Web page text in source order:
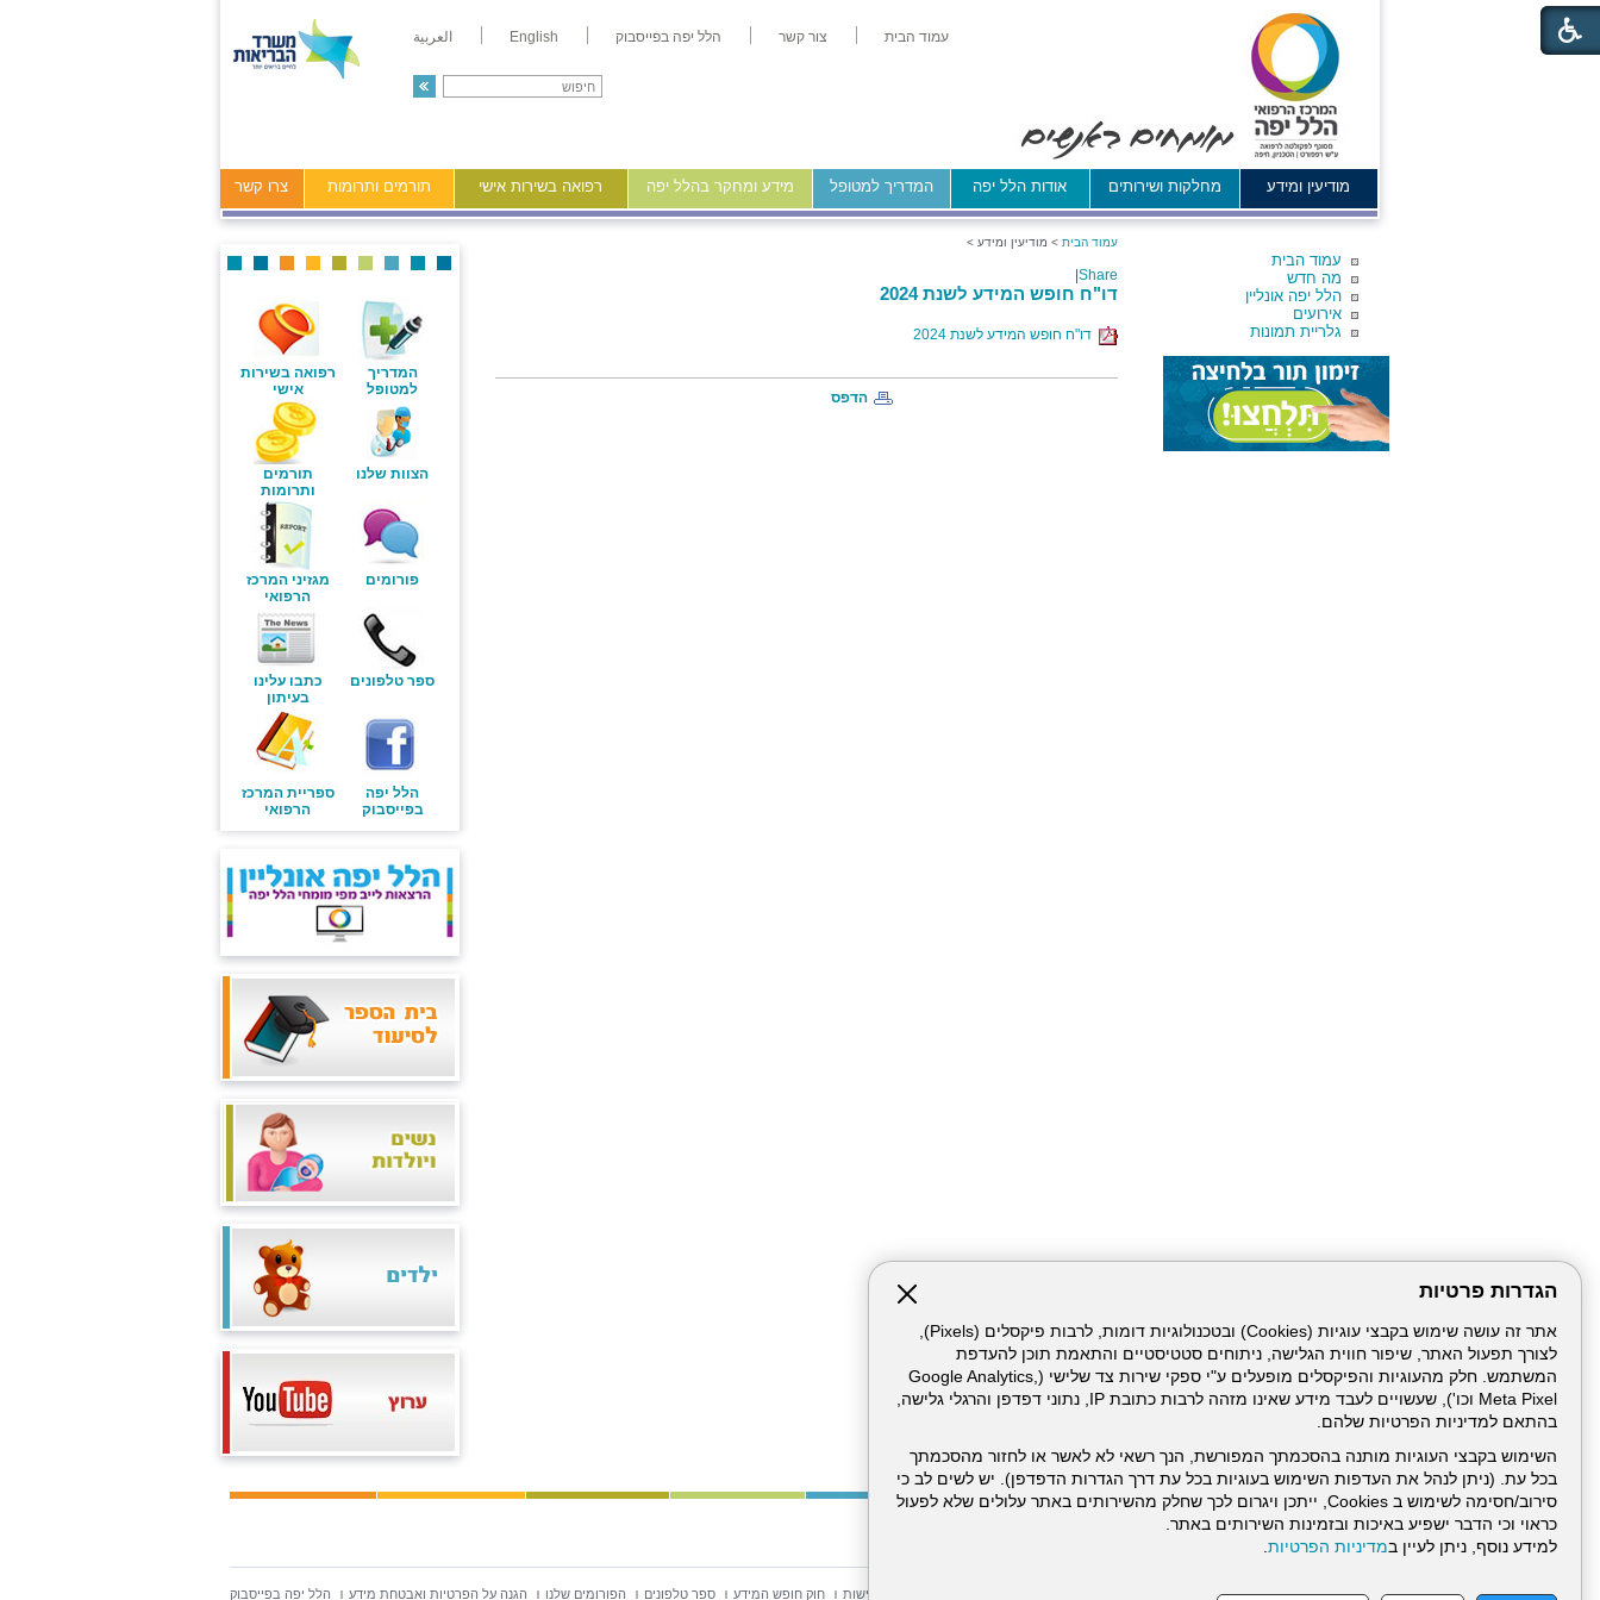
הגדרות פרטיות
אתר זה עושה שימוש בקבצי עוגיות (Cookies) ובטכנולוגיות דומות, לרבות פיקסלים (Pixels),
לצורך תפעול האתר, שיפור חווית הגלישה, ניתוחים סטטיסטיים והתאמת תוכן להעדפת
המשתמש. חלק מהעוגיות והפיקסלים מופעלים ע"י ספקי שירות צד שלישי (Google Analytics,
Meta Pixel וכו'), שעשויים לעבד מידע שאינו מזהה לרבות כתובת IP, נתוני דפדפן והרגלי גלישה,
בהתאם למדיניות הפרטיות שלהם.
השימוש בקבצי העוגיות מותנה בהסכמתך המפורשת, הנך רשאי לא לאשר או לחזור מהסכמתך
בכל עת. (ניתן לנהל את העדפות השימוש בעוגיות בכל עת דרך הגדרות הדפדפן). יש לשים לב כי
סירוב/חסימה לשימוש ב Cookies, ייתכן ויגרום לכך שחלק מהשירותים באתר עלולים שלא לפעול
כראוי וכי הדבר ישפיע באיכות ובזמינות השירותים באתר.
למידע נוסף, ניתן לעיין במדיניות הפרטיות.
עמוד הבית צור קשר הלל יפה בפייסבוק English العربية
מודיעין ומידע מחלקות ושירותים אודות הלל יפה המדריך למטופל מידע ומחקר בהלל יפה רפואה בשירות אישי תורמים ותרומות צרו קשר
עמוד הבית
מה חדש
הלל יפה אונליין
אירועים
גלריית תמונות
עמוד הבית > מודיעין ומידע >
Share
דו"ח חופש המידע לשנת 2024
דו"ח חופש המידע לשנת 2024
הדפס
המדריך
למטופל
רפואה בשירות
אישי
הצוות שלנו
תורמים
ותרומות
פורומים
מגזיני המרכז
הרפואי
ספר טלפונים
כתבו עלינו
בעיתון
הלל יפה
בפייסבוק
ספריית המרכז
הרפואי
דרונט
הצהרת נגישות חוק חופש המידע ספר טלפונים הפורומים שלנו הגנה על הפרטיות ואבטחת מידע הלל יפה בפייסבוק